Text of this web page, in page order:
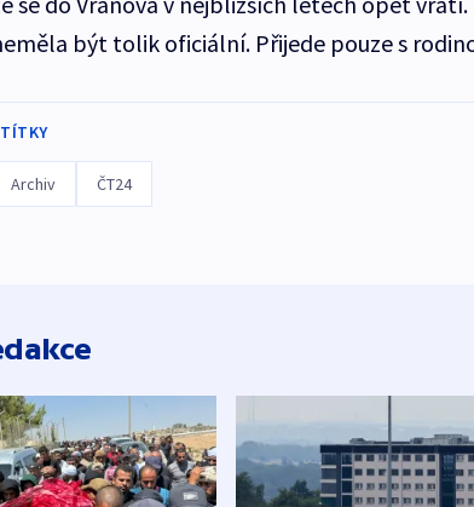
být tolik oficiální. Přijede pouze s
Archiv ČT24